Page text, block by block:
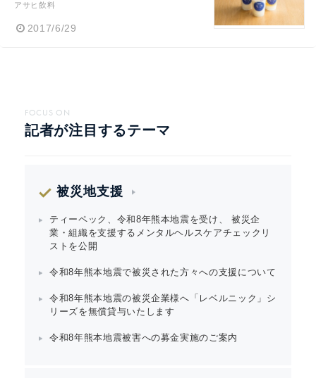
アサヒ飲料
2017/6/29
FOCUS ON
記者が注目するテーマ
被災地支援
ティーペック、令和8年熊本地震を受け、 被災企
業・組織を支援するメンタルヘルスケアチェックリ
ストを公開
令和8年熊本地震で被災された方々への支援について
令和8年熊本地震の被災企業様へ「レベルニック」シ
リーズを無償貸与いたします
令和8年熊本地震被害への募金実施のご案内